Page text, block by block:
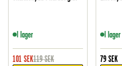
I lager
101 SEK119 SEK
I lager
79 SEK